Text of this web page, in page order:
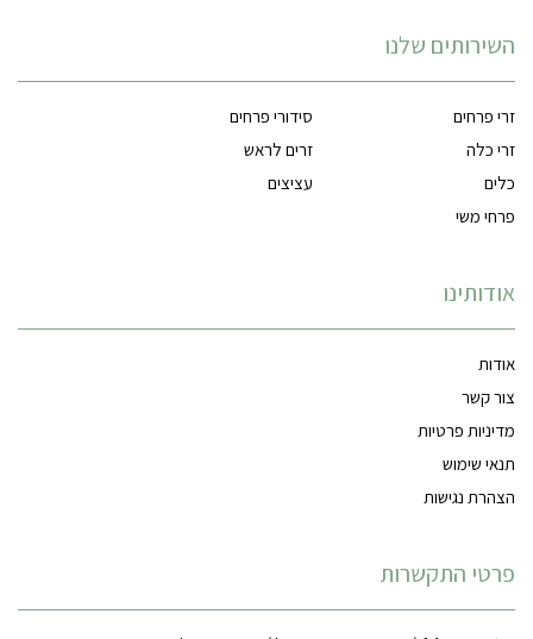
השירותים שלנו
זרי פרחים
סידורי פרחים
זרי כלה
זרים לראש
כלים
עציצים
פרחי משי
אודותינו
אודות
צור קשר
מדיניות פרטיות
תנאי שימוש
הצהרת נגישות
פרטי התקשרות